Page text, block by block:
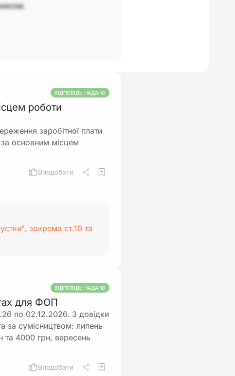
ВІДПОВІДЬ НАДАНО
роботи
заробітної плати
за основним місцем
Вподобати
зокрема ст.10 та
ВІДПОВІДЬ НАДАНО
для ФОП
по 02.12.2026. З довідки
за сумісництвом: липень
4000 грн, вересень
Вподобати